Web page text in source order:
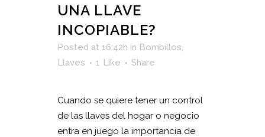
UNA LLAVE
INCOPIABLE?
Posted at 16:42h in Bombillos,
Llaves
1 Like Share
Cuando se quiere tener un control
de las llaves del hogar o negocio
entra en juego la importancia de